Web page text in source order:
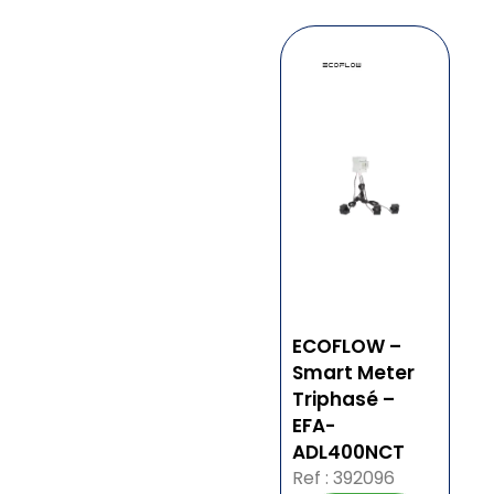
ECOFLOW –
Smart Meter
Triphasé –
EFA-
ADL400NCT
Ref : 392096